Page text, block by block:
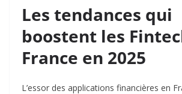
Les tendances qui
boostent les
France en 2025
L’essor des applications financières en